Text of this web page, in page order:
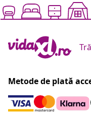
Metode de plată